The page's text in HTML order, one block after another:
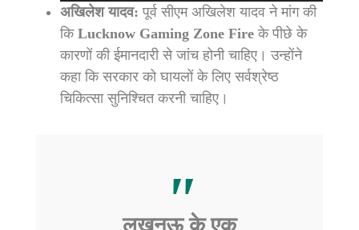
अखिलेश यादव: पूर्व सीएम अखिलेश यादव ने मांग की
कि Lucknow Gaming Zone Fireके पीछे के
कारणों की ईमानदारी से जांच होनी चाहिए। उन्होंने
कहा कि सरकार को घायलों के लिए सर्वश्रेष्ठ
चिकित्सा सुनिश्चित करनी चाहिए।
लखनऊ के एक